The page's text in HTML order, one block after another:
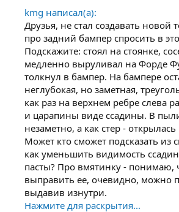
kmg написал(а):
Друзья, не стал создавать новой
про задний бампер спросить в
Подскажите: стоял на стоянке,
медленно выруливал на Форде
толкнул в бампер. На бампере
неглубокая, но заметная,
как раз на верхнем ребре слева
и царапины виде ссадины. В
незаметно, а как стер - открылась
Может кто сможет подсказать из
как уменьшить видимость
пасты? Про вмятинку - понимаю,
выправить ее, очевидно, можно
выдавив изнутри.
Нажмите для раскрытия...